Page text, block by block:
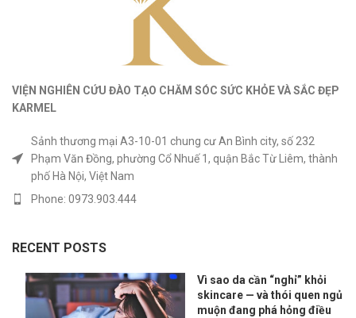
VIỆN NGHIÊN CỨU ĐÀO TẠO CHĂM SÓC SỨC KHỎEVÀSẮC ĐẸP
KARMEL
Sảnh thương mại A3-10-01 chung cư An Bình city, số 232
Phạm Văn Đồng, phường Cổ Nhuế 1, quận Bắc Từ Liêm, thành
phố Hà Nội, Việt Nam
Phone: 0973.903.444
RECENT POSTS
Vì sao da cần “nghỉ” khỏi
skincare — và thói quen ngủ
muộn đang phá hỏng điều